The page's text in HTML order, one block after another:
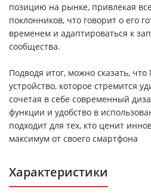
позицию на рынке, привлекая
поклонников, что говорит о его
временем и адаптироваться к
сообщества.
Подводя итог, можно сказать,
устройство, которое стремится
сочетая в себе современный
функции и удобство в
подходит для тех, кто ценит
максимум от своего смартфона
Характеристики